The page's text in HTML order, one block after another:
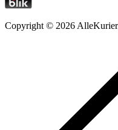
Copyright © 2026